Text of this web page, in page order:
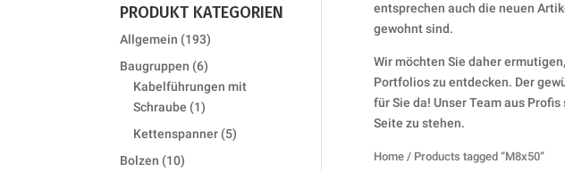
entsprechen auch die neuen
gewohnt sind.
Wir möchten Sie daher
Portfolios zu entdecken. Der
für Sie da! Unser Team aus
Seite zu stehen.
Home/ Products tagged “M8x50”
PRODUKT KATEGORIEN
Allgemein 193193
products
Baugruppen 66
products
Kabelführungen mit
Schraube
11
product
Kettenspanner 55
Bolzen 1010